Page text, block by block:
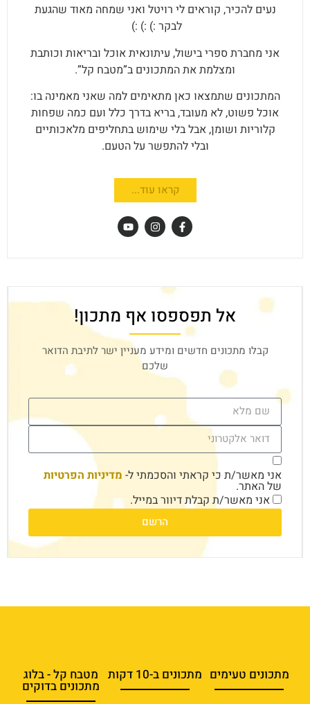
נעים להכיר, קוראים לי רויטל ואני שמחה מאוד שהגעת
לבקר :) :) :)
אני מחברת ספרי בישול, עיתונאית אוכל ובריאות וכותבת
ומצלמת את המתכונים ב”מטבח קל”.
המתכונים שתמצאו כאן מתאימים למה שאני מאמינה בו:
אוכל פשוט, לא מעובד, בריא בדרך כלל ועם כמה שפחות
קלוריות ושומן, אבל בלי שימוש בתחליפים מלאכותיים
ובלי להתפשר על הטעם.
קראו עוד...
אל תפספסו אף מתכון!
קבלו מתכונים חדשים ומידע מעניין ישר לתיבת הדואר
שלכם
אני מאשר/ת כי קראתי והסכמתי ל- מדיניות הפרטיות
של האתר.
אני מאשר/ת קבלת דיוור במייל.
הרשם
מתכונים טעימים מתכונים ב-10 דקות מטבח קל - בלוג
מתכונים בדוקים